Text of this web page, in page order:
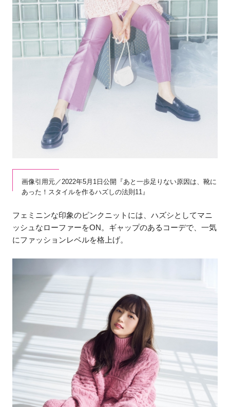
画像引用元／2022年5月1日公開『あと一歩足りない原因は、靴に
あった！スタイルを作るハズしの法則11』
フェミニンな印象のピンクニットには、ハズシとしてマニ
ッシュなローファーをON。ギャップのあるコーデで、一気
にファッションレベルを格上げ。